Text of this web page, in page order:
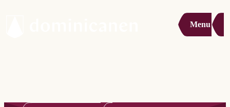
Menu